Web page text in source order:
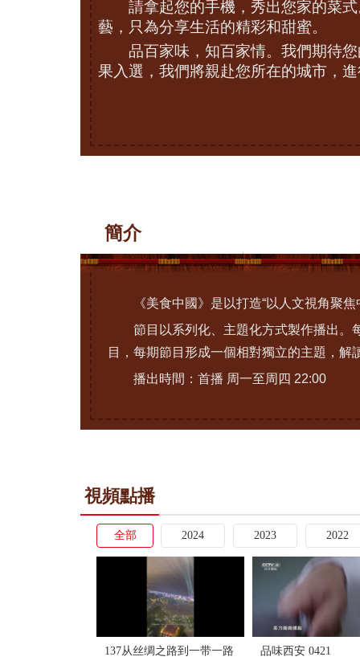
請拿起您的手機，秀出您家的菜式
藝，只為分享生活的精彩和甜蜜。
品百家味，知百家情。我們期待您
果入選，我們將親赴您所在的城市，
簡介
《美食中國》是以打造“以人文視角聚焦
節目以系列化、主題化方式製作播出。每
目，每期節目形成一個相對獨立的主題，
播出時間：首播 周一至周四 22:00
視頻點播
全部 2024 2023 2022
137从丝绸之路到一带一路 品味西安 0421